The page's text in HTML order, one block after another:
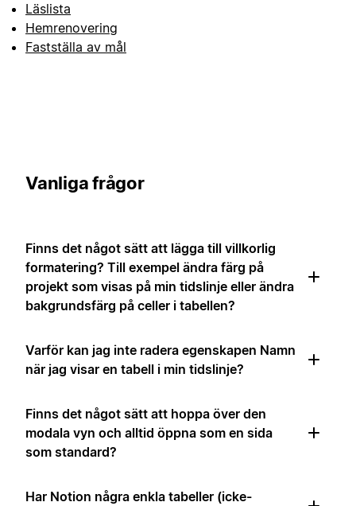
Läslista
Hemrenovering
Fastställa av mål
Vanliga frågor
Finns det något sätt att lägga till villkorlig
formatering? Till exempel ändra färg på
projekt som visas på min tidslinje eller ändra
bakgrundsfärg på celler i tabellen?
Varför kan jag inte radera egenskapen Namn
när jag visar en tabell i min tidslinje?
Finns det något sätt att hoppa över den
modala vyn och alltid öppna som en sida
som standard?
Har Notion några enkla tabeller (icke-